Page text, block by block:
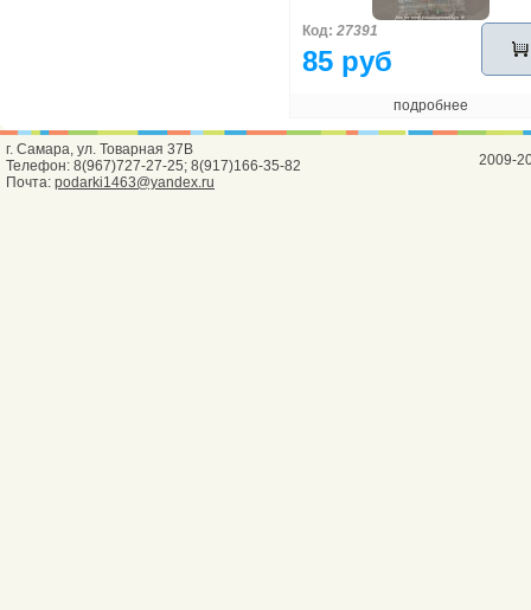
Код: 27391
85 руб
подробнее
г. Самара, ул. Товарная 37В
Телефон: 8(967)727-27-25; 8(917)166-35-82
Почта: podarki1463@yandex.ru
2009-